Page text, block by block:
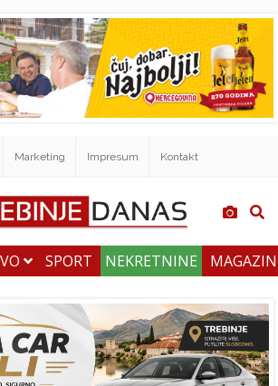
Marketing Impresum Kontakt
SPORT NEKRETNINE